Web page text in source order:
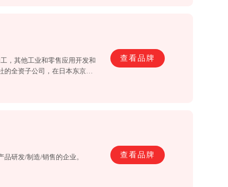
，其他工业和零售应用开发和
的全资子公司，在日本东京和
查看品牌
研发/制造/销售的企业。 查看品牌